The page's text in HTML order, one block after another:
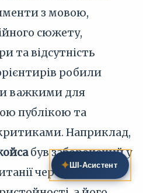
з мовою,
сюжету,
та відсутність
робили
важкими для
публікою та
Наприклад,
був заборонений у
через
✦ ШІ‑Асистент